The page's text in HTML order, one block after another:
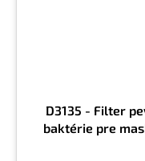
D3135 - Filter
baktérie pre